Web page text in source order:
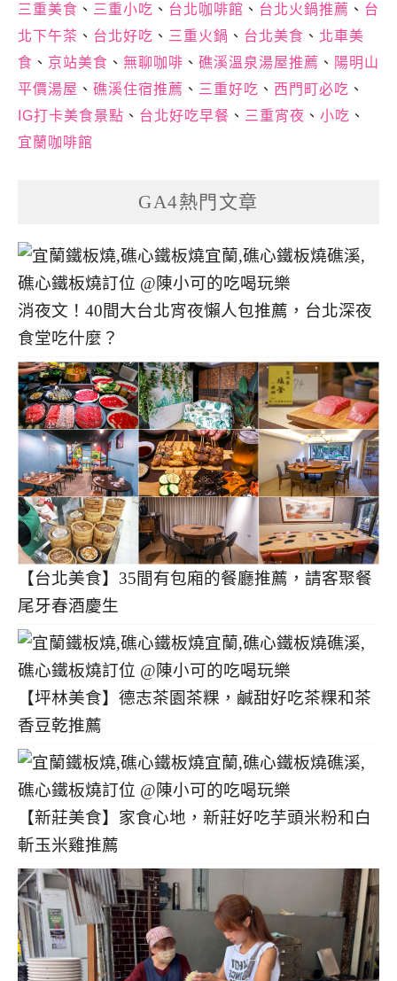
三重美食 、 三重小吃 、 台北咖啡館 、 台北火鍋推薦 、 台
北下午茶 、 台北好吃 、 三重火鍋 、 台北美食 、 北車美
食 、 京站美食 、 無聊咖啡 、 礁溪溫泉湯屋推薦 、 陽明山
平價湯屋 、 礁溪住宿推薦 、 三重好吃 、 西門町必吃 、
IG打卡美食景點 、 台北好吃早餐 、 三重宵夜 、 小吃 、
宜蘭咖啡館
GA4熱門文章
消夜文！40間大台北宵夜懶人包推薦，台北深夜
食堂吃什麼？
【台北美食】35間有包廂的餐廳推薦，請客聚餐
尾牙春酒慶生
【坪林美食】德志茶園茶粿，鹹甜好吃茶粿和茶
香豆乾推薦
【新莊美食】家食心地，新莊好吃芋頭米粉和白
斬玉米雞推薦